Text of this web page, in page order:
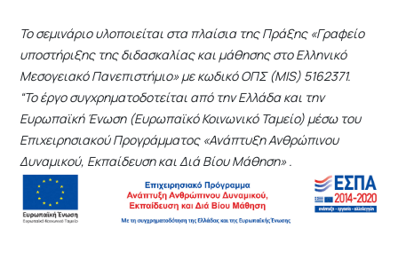
Το σεμινάριο υλοποιείται στα πλαίσια της Πράξης «Γραφείο
υποστήριξης της διδασκαλίας και μάθησης στο Ελληνικό
Μεσογειακό Πανεπιστήμιο» με κωδικό ΟΠΣ (MIS) 5162371.
“Το έργο συγχρηματοδοτείται από την Ελλάδα και την
Ευρωπαϊκή Ένωση (Ευρωπαϊκό Κοινωνικό Ταμείο) μέσω του
Επιχειρησιακού Προγράμματος «Ανάπτυξη Ανθρώπινου
Δυναμικού, Εκπαίδευση και Διά Βίου Μάθηση» .